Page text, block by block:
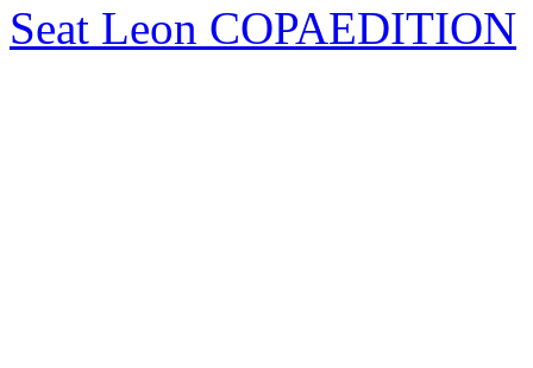
Seat Leon COPAEDITION